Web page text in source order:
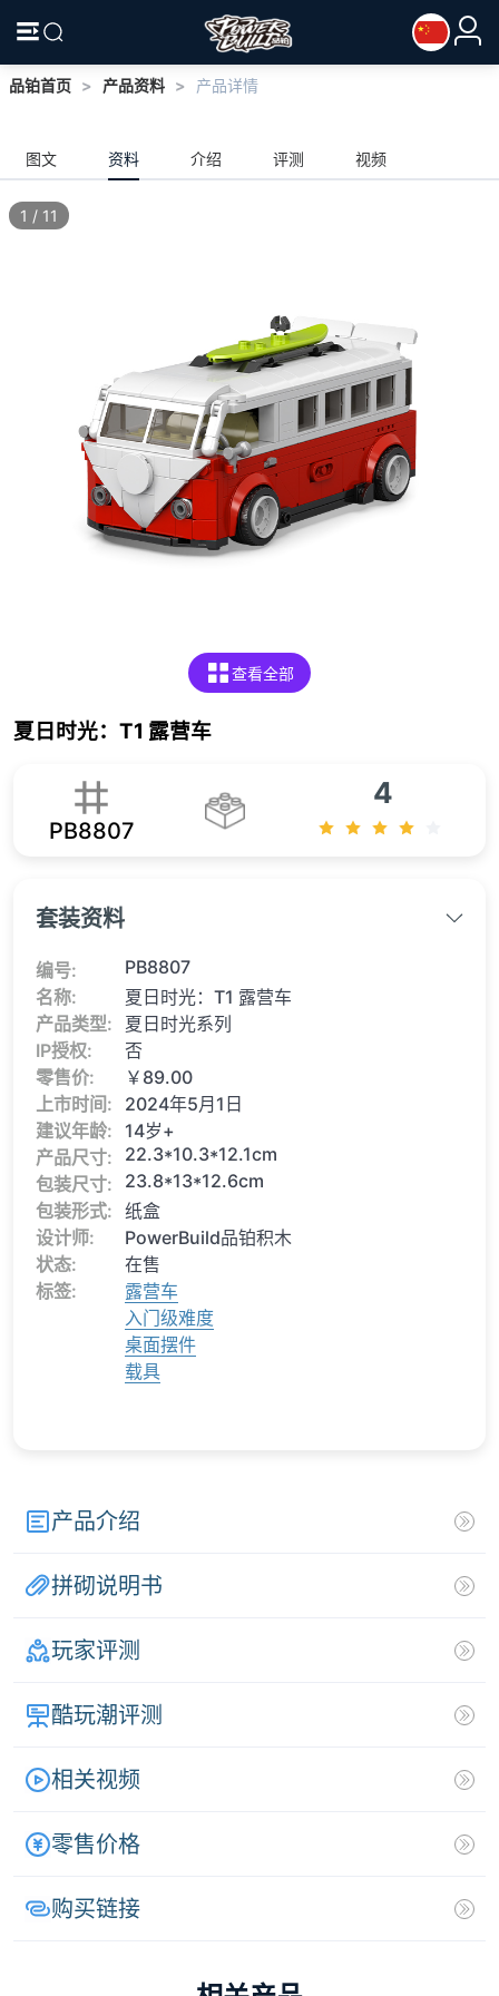
品铂首页 > 产品资料 > 产品详情
图文 资料 介绍 评测 视频
1 / 11
查看全部
夏日时光：T1 露营车
PB8807
4
套装资料
编号:
PB8807
名称:
夏日时光：T1 露营车
产品类型:
夏日时光系列
IP授权:
否
零售价:
￥89.00
上市时间:
2024年5月1日
建议年龄:
14岁+
产品尺寸:
22.3*10.3*12.1cm
包装尺寸:
23.8*13*12.6cm
包装形式: 纸盒
设计师:
PowerBuild品铂积木
状态:
在售
标签:
露营车
入门级难度
桌面摆件
载具
产品介绍
拼砌说明书
玩家评测
酷玩潮评测
相关视频
零售价格
购买链接